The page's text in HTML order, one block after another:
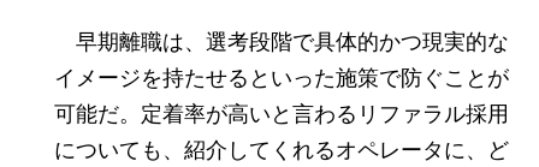
早期離職は、選考段階で具体的かつ現実的な
イメージを持たせるといった施策で防ぐことが
可能だ。定着率が高いと言わるリファラル採用
についても、紹介してくれるオペレータに、ど